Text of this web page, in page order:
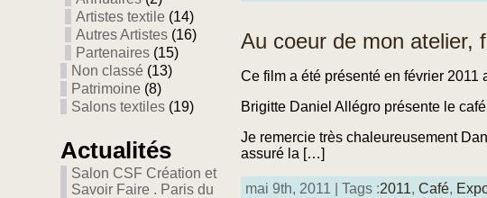
Artistes textile (14)
Autres Artistes (16)
Partenaires (15)
Non classé (13)
Patrimoine (8)
Salons textiles (19)
Actualités
Salon CSF Création et
Savoir Faire . Paris du
Au coeur de mon atelier,
Ce film a été présenté en février 2011
Brigitte Daniel Allégro présente le
Je remercie très chaleureusement
assuré la […]
mai 9th, 2011 | Tags :2011,Café,